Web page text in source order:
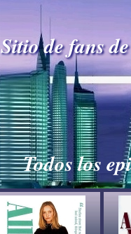
Sitio de fans
Todos los